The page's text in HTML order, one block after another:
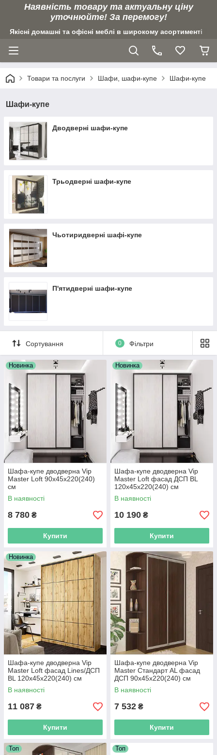
Наявність товару та актуальну ціну
уточнюйте! За перемогу!
Якісні домашні та офісні меблі в широкому асортименті
Товари та послуги Шафи, шафи-купе Шафи-купе
Шафи-купе
Дводверні шафи-купе
Трьодверні шафи-купе
Чьотиридверні шафі-купе
П'ятидверні шафи-купе
Сортування 0 Фільтри
Новинка
Шафа-купе дводверна Vip
Master Loft 90х45х220(240)
см
В наявності
8 780 ₴
Купити
Новинка
Шафа-купе дводверна Vip
Master Loft фасад ДСП BL
120х45х220(240) см
В наявності
10 190 ₴
Купити
Новинка
Шафа-купе дводверна Vip
Master Loft фасад Lines/ДСП
BL 120х45х220(240) см
В наявності
11 087 ₴
Купити
Шафа-купе дводверна Vip
Master Стандарт AL фасад
ДСП 90х45х220(240) см
В наявності
7 532 ₴
Купити
Топ Топ